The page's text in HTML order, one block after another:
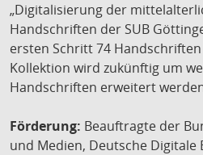
„Digitalisierung der
Handschriften der SUB
ersten Schritt 74
Kollektion wird zukünftig um
Handschriften erweitert
Förderung: Beauftragte der
und Medien, Deutsche